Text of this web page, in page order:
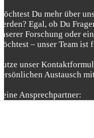
Du mehr über
Egal, ob Du
Forschung oder
– unser Team ist
unser
Austausch
Ansprechpartner: